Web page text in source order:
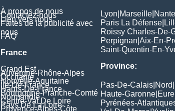
À propos de nous
Contactez-nous
Lien vers nous
Faites de la publicité avec
nous
FAQ
France
Grand Est
Auvergne-Rhône-Alpes
Occitanie
Nouvelle-Aquitaine
Île-De-France
Hauts-De-France
Bourgogne-Franche-Comté
Normandie
Centre-Val De Loire
Pays De La Loire
Provence-Alpes-Côte
Lyon Marseille
Paris La Défense
Roissy Charles-De-
Perpignan Aix-En-
Saint-Quentin-En-
Province:
Pas-De-Calais Nord
Haute-Garonne Eure
Pyrénées-